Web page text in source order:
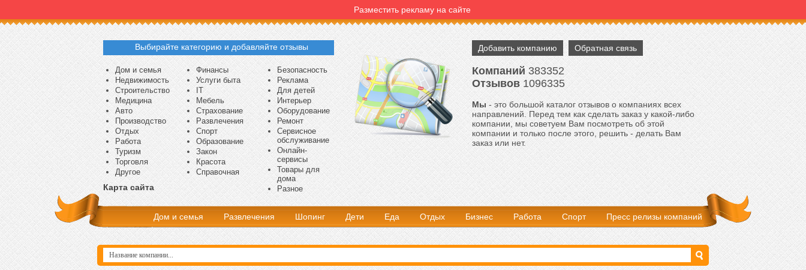
Разместить рекламу на сайте
Выбирайте категорию и добавляйте отзывы
Дом и семья
Недвижимость
Строительство
Медицина
Авто
Производство
Отдых
Работа
Туризм
Торговля
Другое
Карта сайта
Финансы
Услуги быта
IT
Мебель
Страхование
Развлечения
Спорт
Образование
Закон
Красота
Справочная
Безопасность
Реклама
Для детей
Интерьер
Оборудование
Ремонт
Сервисное
обслуживание
Онлайн-
сервисы
Товары для
дома
Разное
Добавить компанию Обратная связь
Компаний383352
Отзывов1096335
Мы- это большой каталог отзывов о компаниях всех
направлений. Перед тем как сделать заказ у какой-либо
компании, мы советуем Вам посмотреть об этой
компании и только после этого, решить - делать Вам
заказ или нет.
Дом и семья Развлечения Шопинг Дети Еда Отдых Бизнес Работа Спорт Пресс релизы компаний